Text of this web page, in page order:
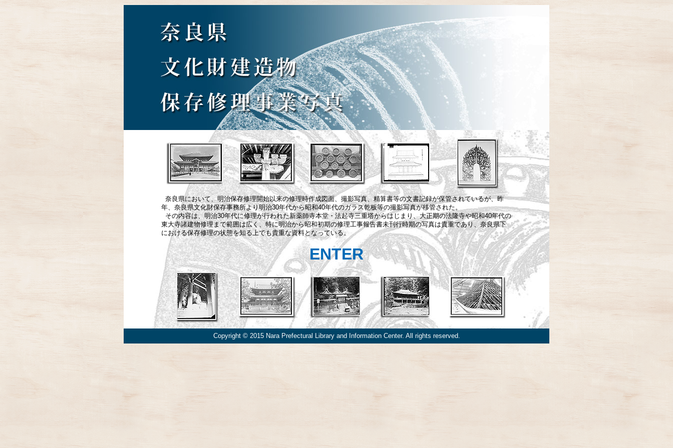
奈良県において、明治保存修理開始以来の修理時作成図面、撮影写真、精算書等の文書記録が保管されているが、昨
年、奈良県文化財保存事務所より明治30年代から昭和40年代のガラス乾板等の撮影写真が移管された。
その内容は、明治30年代に修理が行われた新薬師寺本堂・法起寺三重塔からはじまり、大正期の法隆寺や昭和40年代の
東大寺諸建物修理まで範囲は広く、特に明治から昭和初期の修理工事報告書未刊行時期の写真は貴重であり、奈良県下
における保存修理の状態を知る上でも貴重な資料となっている。
ENTER
Copyright © 2015 Nara Prefectural Library and Information Center. All rights reserved.